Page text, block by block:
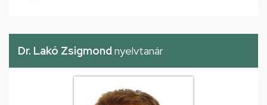
Dr. Lakó Zsigmond nyelvtanár